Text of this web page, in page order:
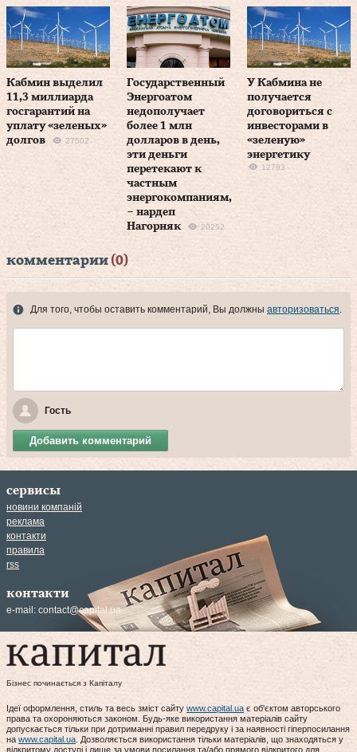
Кабмин выделил
11,3 миллиарда
госгарантий на
уплату «зеленых»
долгов
27502
Государственный
Энергоатом
недополучает
более 1 млн
долларов в день,
эти деньги
перетекают к
частным
энергокомпаниям,
– нардеп
Нагорняк
20252
У Кабмина не
получается
договориться с
инвесторами в
«зеленую»
энергетику
12793
комментарии (0)
Для того, чтобы оставить комментарий, Вы должны авторизоваться.
Гость
Добавить комментарий
сервисы
новини компаній
реклама
контакти
правила
rss
контакти
e-mail: contact@capital.ua
Бізнес починається з Капіталу
Ідеї оформлення, стиль та весь зміст сайту www.capital.uaє об'єктом авторського
права та охороняються законом. Будь-яке використання матеріалів сайту
допускається тільки при дотриманні правил передруку і за наявності гіперпосилання
на www.capital.ua. Дозволяється використання тільки матеріалів, що знаходяться у
відкритому доступі і лише за умови посилання та/або прямого відкритого для